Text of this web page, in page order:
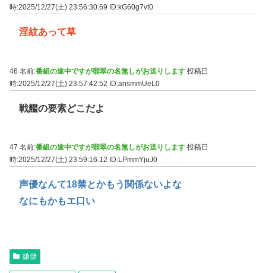
時:2025/12/27(土) 23:56:30.69
ID:kG60g7vt0
淫紋あって草
46 名前:番組の途中ですが翡翠の名無しがお送りします 投稿日
時:2025/12/27(土) 23:57:42.52 ID:ansmmUeL0
戦艦の要素どこだよ
47 名前:番組の途中ですが翡翠の名無しがお送りします 投稿日
時:2025/12/27(土) 23:59:16.12
ID:LPmmYjuJ0
声優なんて18禁とかもう関係ないよな
なにもかもエ口い
嫌儲